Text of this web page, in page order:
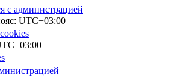
я с администрацией
UTC+03:00
инистрацией